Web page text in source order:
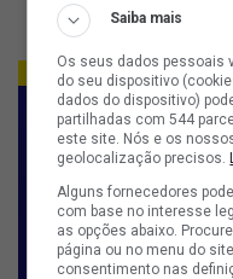
FOTO:
Saiba mais
Os seus dados pessoais
do seu dispositivo
dados do dispositivo)
partilhadas com 544
este site. Nós e os
geolocalização precisos.
Alguns fornecedores
com base no interesse
as opções abaixo.
página ou no menu do
consentimento nas